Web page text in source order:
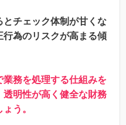
チェック体制が甘くな
行為のリスクが高まる傾
務を処理する仕組みを
明性が高く健全な財務
う。